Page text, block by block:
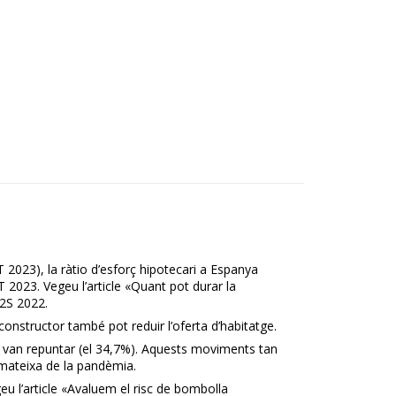
la ràtio d’esforç hipotecari a Espanya
Vegeu l’article «Quant pot durar la
2022.
també pot reduir l’oferta d’habitatge.
repuntar (el 34,7%). Aquests moviments tan
de la pandèmia.
l’article «Avaluem el risc de bombolla